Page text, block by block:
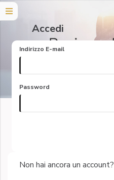
Accedi
Indirizzo E-mail
Password
Non hai ancora un account?